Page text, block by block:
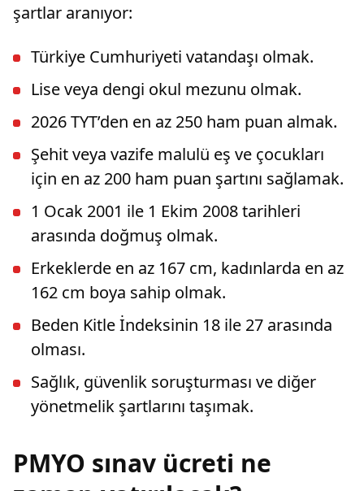
şartlar aranıyor:
Türkiye Cumhuriyeti vatandaşı olmak.
Lise veya dengi okul mezunu olmak.
2026 TYT’den en az 250 ham puan almak.
Şehit veya vazife malulü eş ve çocukları
için en az 200 ham puan şartını sağlamak.
1 Ocak 2001 ile 1 Ekim 2008 tarihleri
arasında doğmuş olmak.
Erkeklerde en az 167 cm, kadınlarda en az
162 cm boya sahip olmak.
Beden Kitle İndeksinin 18 ile 27 arasında
olması.
Sağlık, güvenlik soruşturması ve diğer
yönetmelik şartlarını taşımak.
PMYO sınav ücreti ne